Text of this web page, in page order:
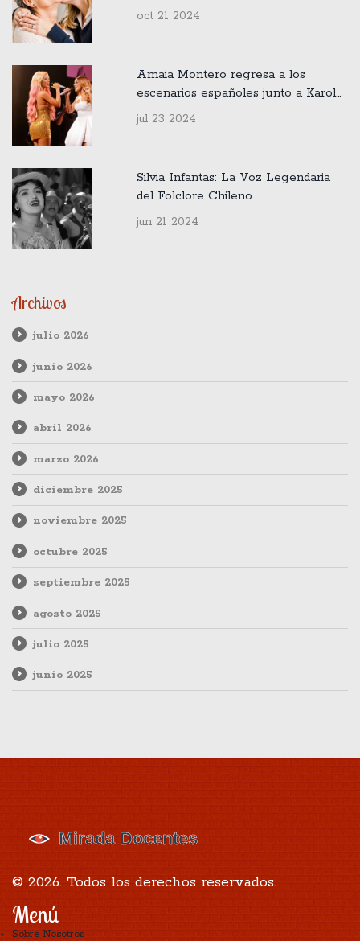
octubre
oct 21 2024
Amaia Montero regresa a los
escenarios españoles junto a Karol
G
jul 23 2024
Silvia Infantas: La Voz Legendaria
del Folclore Chileno
jun 21 2024
Archivos
julio 2026
junio 2026
mayo 2026
abril 2026
marzo 2026
diciembre 2025
noviembre 2025
octubre 2025
septiembre 2025
agosto 2025
julio 2025
junio 2025
© 2026. Todos los derechos reservados.
Menú
Sobre Nosotros